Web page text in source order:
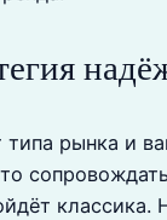
типа рынка и
классика.